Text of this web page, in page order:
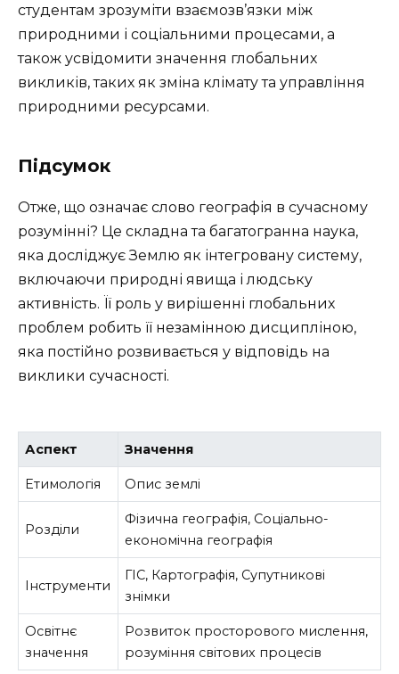
студентам зрозуміти взаємозв’язки між
природними і соціальними процесами, а
також усвідомити значення глобальних
викликів, таких як зміна клімату та управління
природними ресурсами.
Підсумок
Отже, що означає слово географія в сучасному
розумінні? Це складна та багатогранна наука,
яка досліджує Землю як інтегровану систему,
включаючи природні явища і людську
активність. Її роль у вирішенні глобальних
проблем робить її незамінною дисципліною,
яка постійно розвивається у відповідь на
виклики сучасності.
Аспект Значення
Етимологія Опис землі
Розділи
Фізична географія, Соціально-
економічна географія
Інструменти
ГІС, Картографія, Супутникові
знімки
Освітнє
значення
Розвиток просторового мислення,
розуміння світових процесів